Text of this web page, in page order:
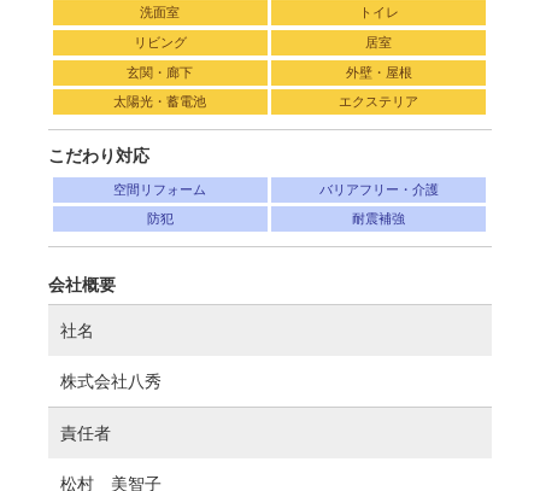
洗面室 トイレ
リビング 居室
玄関・廊下 外壁・屋根
太陽光・蓄電池 エクステリア
こだわり対応
空間リフォーム バリアフリー・介護
防犯 耐震補強
会社概要
社名
株式会社八秀
責任者
松村 美智子